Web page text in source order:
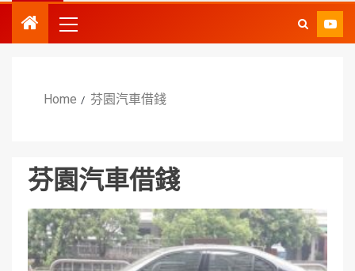
Home 芬園汽車借錢
芬園汽車借錢